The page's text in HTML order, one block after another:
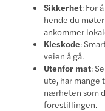
Sikkerhet: For
hende du
ankommer
Kleskode:
veien å gå.
Utenfor mat:
ute, har mange
nærheten som
forestillingen.